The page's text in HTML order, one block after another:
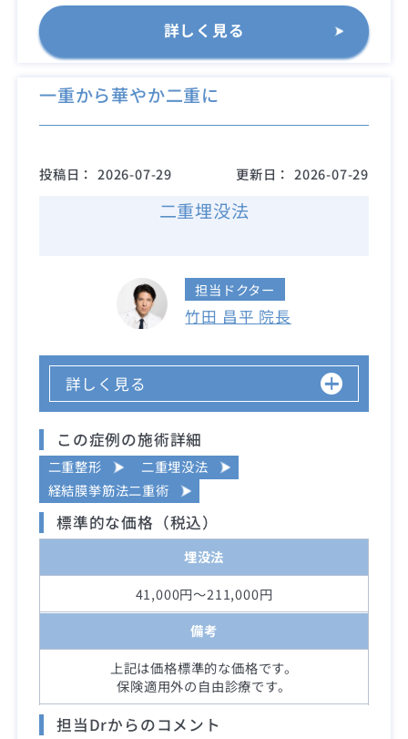
詳しく見る
一重から華やか二重に
投稿日： 2026-07-29 更新日： 2026-07-29
二重埋没法
担当ドクター
竹田 昌平 院長
詳しく見る
この症例の施術詳細
二重整形
二重埋没法
経結膜挙筋法二重術
標準的な価格（税込）
埋没法
41,000円～211,000円
備考
上記は価格標準的な価格です。
保険適用外の自由診療です。
担当Drからのコメント